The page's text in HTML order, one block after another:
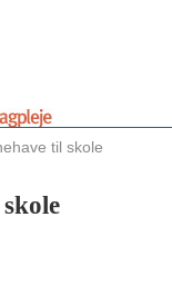
til skole